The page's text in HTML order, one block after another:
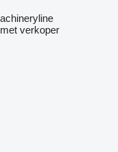
verkoper